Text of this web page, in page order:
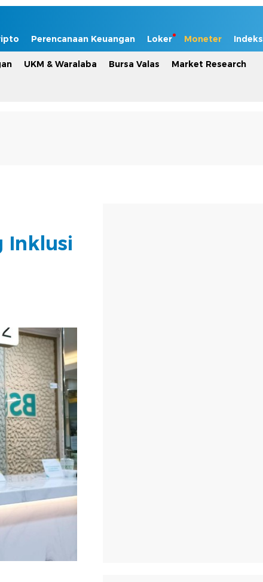
Perencanaan Keuangan Loker Moneter Indeks
UKM & Waralaba Bursa Valas Market Research
Inklusi